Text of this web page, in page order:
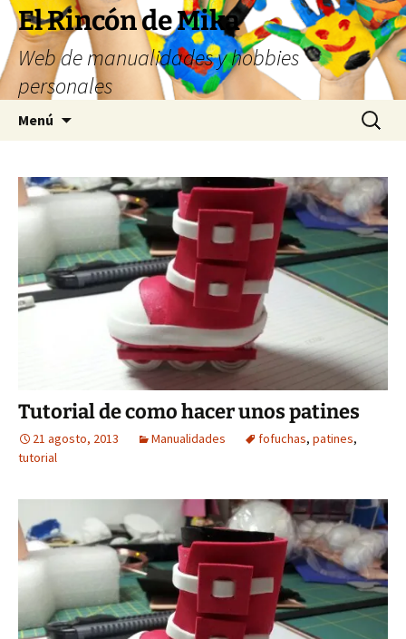
Saltar
contenido
El Rincón de Mika
Web de manualidades y hobbies
personales
Menú Buscar:
Tutorial de como hacer unos patines
21 agosto, 2013 Manualidades fofuchas, patines,
tutorial